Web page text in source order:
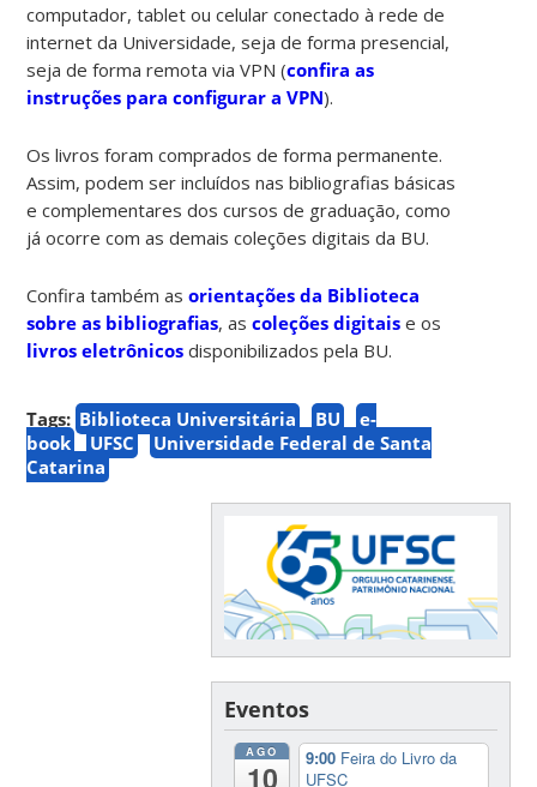
computador, tablet ou celular conectado à rede de
internet da Universidade, seja de forma presencial,
seja de forma remota via VPN (confira as
instruções para configurar a VPN).
Os livros foram comprados de forma permanente.
Assim, podem ser incluídos nas bibliografias básicas
e complementares dos cursos de graduação, como
já ocorre com as demais coleções digitais da BU.
Confira também asorientações da Biblioteca
sobre as bibliografias, ascoleções digitais e os
livros eletrônicos disponibilizados pela BU.
Tags: Biblioteca Universitária BU
e-
book
UFSC
Universidade Federal de Santa
Catarina
Eventos
AGO
10
9:00 Feira do Livro da
UFSC